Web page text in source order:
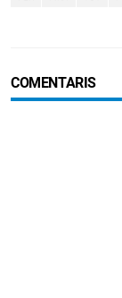
COMENTARIS